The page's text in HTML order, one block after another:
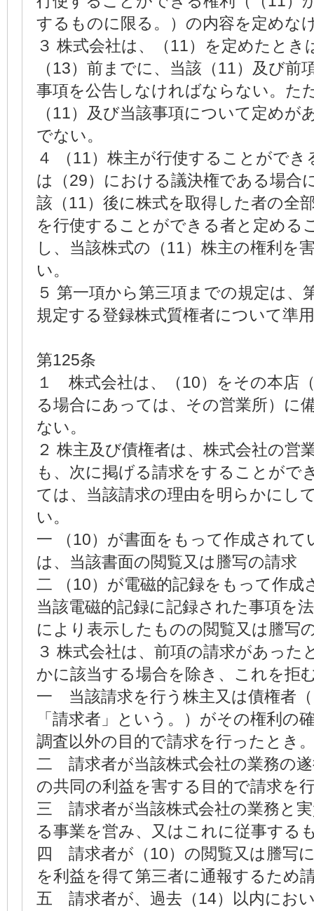
するものに限る。）の内容を定めな
３ 株式会社は、（11）を定めたとき
（13）前までに、当該（11）及び前
事項を公告しなければならない。た
（11）及び当該事項について定めが
でない。
４ （11）株主が行使することができ
は（29）における議決権である場合
該（11）後に株式を取得した者の全
を行使することができる者と定める
し、当該株式の（11）株主の権利を
い。
５ 第一項から第三項までの規定は、
規定する登録株式質権者について準
第125条
１ 株式会社は、（10）をその本店
る場合にあっては、その営業所）に
ない。
２ 株主及び債権者は、株式会社の営
も、次に掲げる請求をすることがで
ては、当該請求の理由を明らかにし
い。
一 （10）が書面をもって作成されて
は、当該書面の閲覧又は謄写の請求
二 （10）が電磁的記録をもって作成
当該電磁的記録に記録された事項を
により表示したものの閲覧又は謄写
３ 株式会社は、前項の請求があった
かに該当する場合を除き、これを拒
一 当該請求を行う株主又は債権者
「請求者」という。）がその権利の
調査以外の目的で請求を行ったとき
二 請求者が当該株式会社の業務の
の共同の利益を害する目的で請求を
三 請求者が当該株式会社の業務と
る事業を営み、又はこれに従事する
四 請求者が（10）の閲覧又は謄写
を利益を得て第三者に通報するため
五 請求者が、過去（14）以内にお